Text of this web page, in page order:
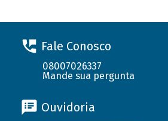
Fale Conosco
08007026337
Mande sua pergunta
Ouvidoria